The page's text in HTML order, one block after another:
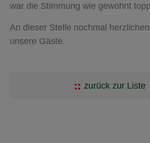
war die Stimmung wie gewohnt
An dieser Stelle nochmal
unsere Gäste.
zurück zur Liste